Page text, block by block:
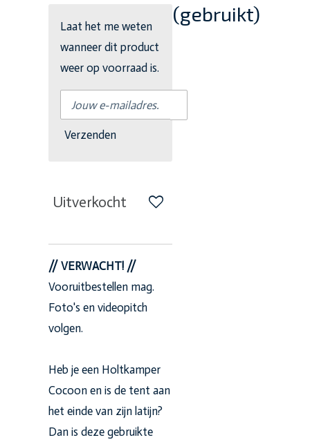
(gebruikt)
Laat het me weten
wanneer dit product
weer op voorraad is.
Verzenden
Uitverkocht
// VERWACHT! //
Vooruitbestellen mag.
Foto's en videopitch
volgen.
Heb je een Holtkamper
Cocoon en is de tent aan
het einde van zijn latijn?
Dan is deze gebruikte